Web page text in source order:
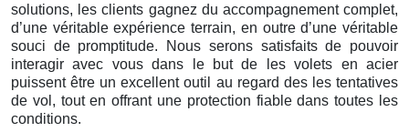
solutions, les clients gagnez du accompagnement complet,
d’une véritable expérience terrain, en outre d’une véritable
souci de promptitude. Nous serons satisfaits de pouvoir
interagir avec vous dans le but de les volets en acier
puissent être un excellent outil au regard des les tentatives
de vol, tout en offrant une protection fiable dans toutes les
conditions.